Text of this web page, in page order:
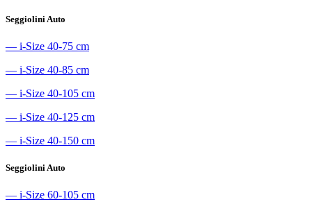
Seggiolini Auto
― i-Size 40-75 cm
― i-Size 40-85 cm
― i-Size 40-105 cm
― i-Size 40-125 cm
― i-Size 40-150 cm
Seggiolini Auto
― i-Size 60-105 cm